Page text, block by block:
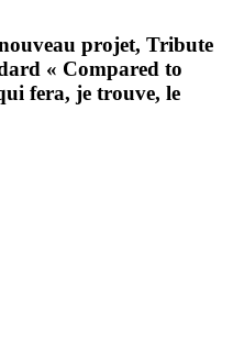
projet, Tribute
« Compared to
fera, je trouve, le